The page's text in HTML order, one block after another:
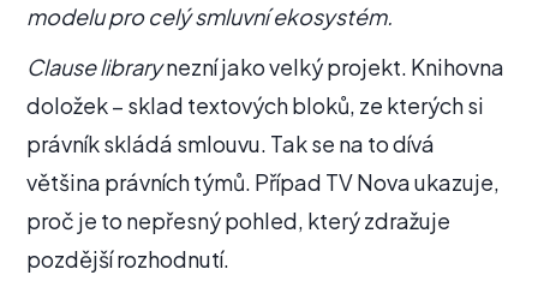
modelu pro celý smluvní ekosystém.
Clause librarynezní jako velký projekt. Knihovna
doložek – sklad textových bloků, ze kterých si
právník skládá smlouvu. Tak se na to dívá
většina právních týmů. Případ TV Nova ukazuje,
proč je to nepřesný pohled, který zdražuje
pozdější rozhodnutí.